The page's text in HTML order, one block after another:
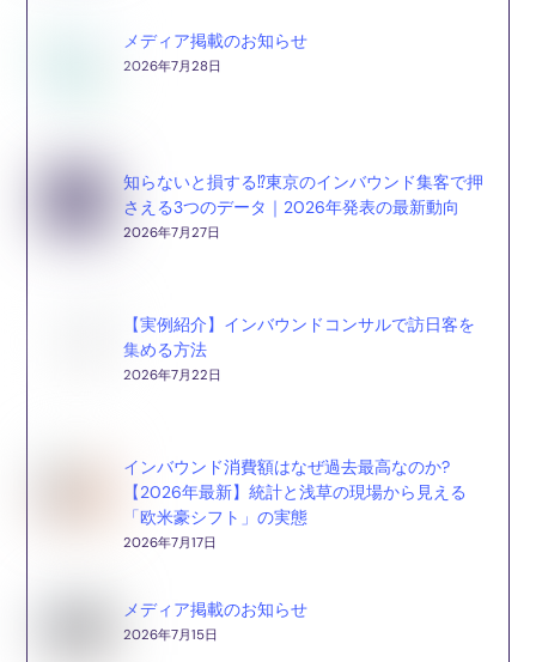
メディア掲載のお知らせ
2026年7月28日
知らないと損する⁉東京のインバウンド集客で押
さえる3つのデータ｜2026年発表の最新動向
2026年7月27日
【実例紹介】インバウンドコンサルで訪日客を
集める方法
2026年7月22日
インバウンド消費額はなぜ過去最高なのか?
【2026年最新】統計と浅草の現場から見える
「欧米豪シフト」の実態
2026年7月17日
メディア掲載のお知らせ
2026年7月15日